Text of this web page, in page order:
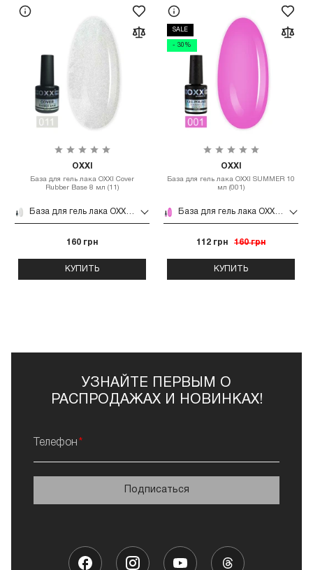
OXXI
База для гель лака OXXI Cover
Rubber Base 8 мл (11)
База для гель лака OXXI Cover Rubber Base 8 мл (11)
160 грн
КУПИТЬ
SALE
- 30%
OXXI
База для гель лака OXXI SUMMER 10
мл (001)
База для гель лака OXXI SUMMER 10 мл (001)
112 грн 160 грн
КУПИТЬ
УЗНАЙТЕ ПЕРВЫМ О
РАСПРОДАЖАХ И НОВИНКАХ!
Телефон
Подписаться